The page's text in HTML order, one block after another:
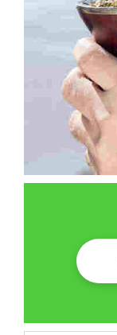
Correo